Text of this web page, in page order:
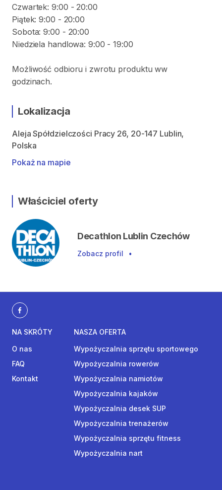
Czwartek: 9:00 - 20:00
Piątek: 9:00 - 20:00
Sobota: 9:00 - 20:00
Niedziela handlowa: 9:00 - 19:00
Możliwość odbioru i zwrotu produktu ww
godzinach.
Lokalizacja
Aleja Spółdzielczości Pracy 26, 20-147 Lublin,
Polska
Pokaż na mapie
Właściciel oferty
Decathlon Lublin Czechów
Zobacz profil •
NA SKRÓTY
O nas
FAQ
Kontakt
NASZA OFERTA
Wypożyczalnia sprzętu sportowego
Wypożyczalnia rowerów
Wypożyczalnia namiotów
Wypożyczalnia kajaków
Wypożyczalnia desek SUP
Wypożyczalnia trenażerów
Wypożyczalnia sprzętu fitness
Wypożyczalnia nart